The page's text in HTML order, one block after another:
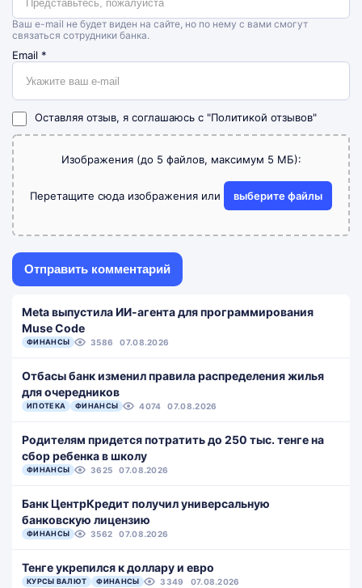
Ваш e-mail не будет виден на сайте, но по нему с вами смогут
связаться сотрудники банка.
Email *
Оставляя отзыв, я соглашаюсь с "Политикой отзывов"
Изображения (до 5 файлов, максимум 5 МБ):
Перетащите сюда изображения или выберите файлы
Meta выпустила ИИ-агента для программирования
Muse Code
ФИНАНСЫ 3586 07.08.2026
Отбасы банк изменил правила распределения жилья
для очередников
ИПОТЕКА ФИНАНСЫ 4074 07.08.2026
Родителям придется потратить до 250 тыс. тенге на
сбор ребенка в школу
ФИНАНСЫ 3625 07.08.2026
Банк ЦентрКредит получил универсальную
банковскую лицензию
ФИНАНСЫ 3562 07.08.2026
Тенге укрепился к доллару и евро
КУРСЫ ВАЛЮТ ФИНАНСЫ 3349 07.08.2026